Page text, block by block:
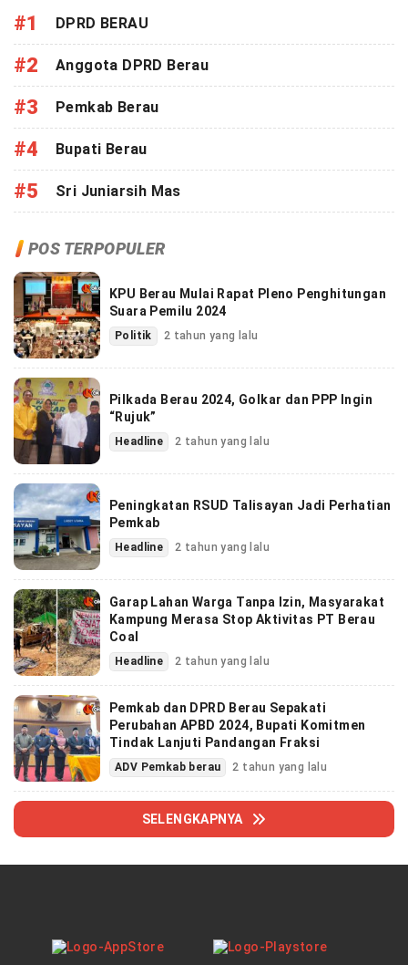
#1 DPRD BERAU
#2 Anggota DPRD Berau
#3 Pemkab Berau
#4 Bupati Berau
#5 Sri Juniarsih Mas
POS TERPOPULER
KPU Berau Mulai Rapat Pleno Penghitungan
Suara Pemilu 2024
Politik 2 tahun yang lalu
Pilkada Berau 2024, Golkar dan PPP Ingin
“Rujuk”
Headline 2 tahun yang lalu
Peningkatan RSUD Talisayan Jadi Perhatian
Pemkab
Headline 2 tahun yang lalu
Garap Lahan Warga Tanpa Izin, Masyarakat
Kampung Merasa Stop Aktivitas PT Berau
Coal
Headline 2 tahun yang lalu
Pemkab dan DPRD Berau Sepakati
Perubahan APBD 2024, Bupati Komitmen
Tindak Lanjuti Pandangan Fraksi
ADV Pemkab berau 2 tahun yang lalu
SELENGKAPNYA